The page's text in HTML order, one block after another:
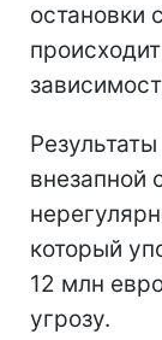
остановки
внезапной
который
12 млн
угрозу.